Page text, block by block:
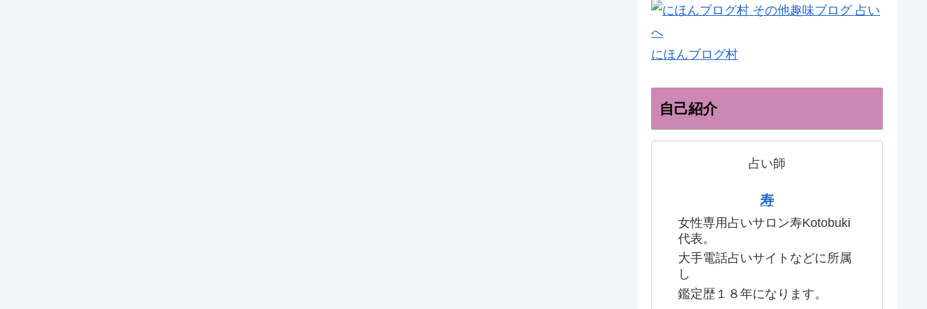
にほんブログ村
自己紹介
占い師
寿
女性専用占いサロン寿Kotobuki
代表。
大手電話占いサイトなどに所属
し
鑑定歴１８年になります。